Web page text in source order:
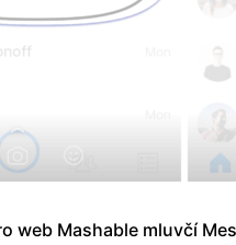
web Mashable mluvčí